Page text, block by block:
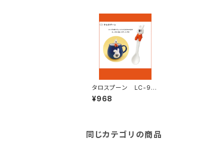
タロスプーン LC-95
433
¥968
同じカテゴリの商品